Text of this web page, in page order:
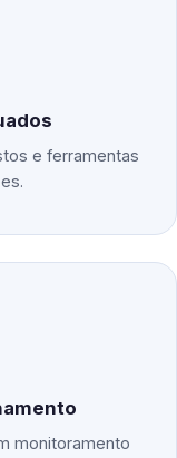
e ferramentas
monitoramento